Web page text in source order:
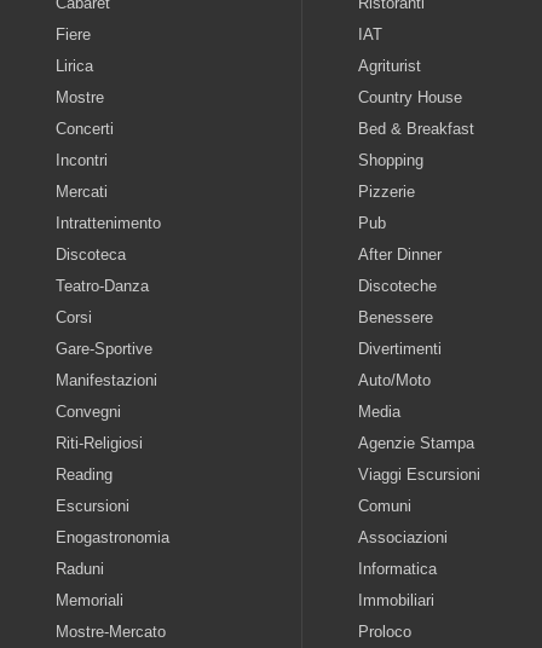
Fiere
Lirica
Mostre
Concerti
Incontri
Mercati
Intrattenimento
Discoteca
Teatro-Danza
Corsi
Gare-Sportive
Manifestazioni
Convegni
Riti-Religiosi
Reading
Escursioni
Enogastronomia
Raduni
Memoriali
Mostre-Mercato
IAT
Agriturist
Country House
Bed & Breakfast
Shopping
Pizzerie
Pub
After Dinner
Discoteche
Benessere
Divertimenti
Auto/Moto
Media
Agenzie Stampa
Viaggi Escursioni
Comuni
Associazioni
Informatica
Immobiliari
Proloco